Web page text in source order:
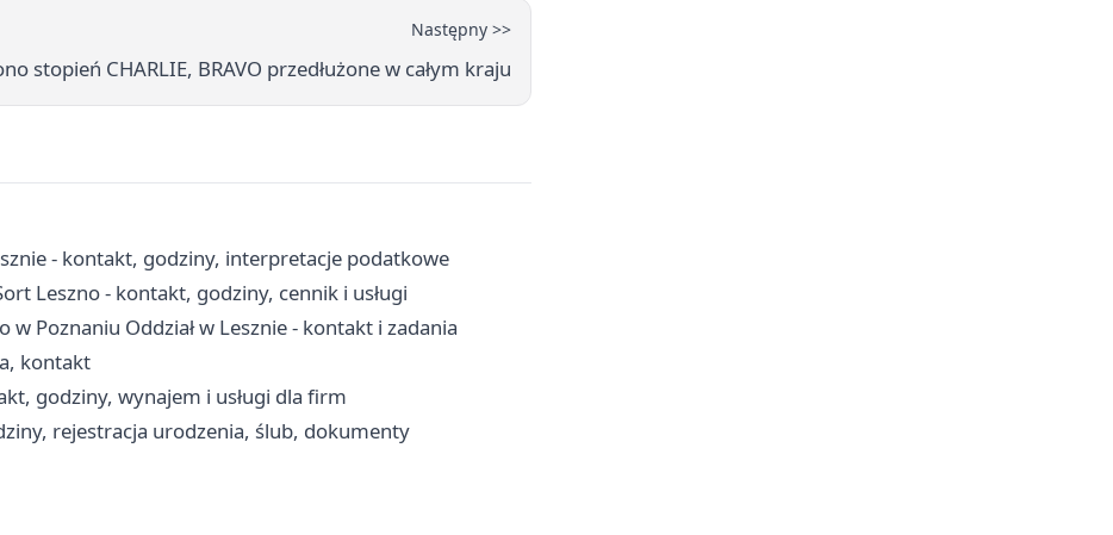
Następny >>
stopień CHARLIE, BRAVO przedłużone w całym kraju
- kontakt, godziny, interpretacje podatkowe
Leszno - kontakt, godziny, cennik i usługi
Poznaniu Oddział w Lesznie - kontakt i zadania
kontakt
godziny, wynajem i usługi dla firm
rejestracja urodzenia, ślub, dokumenty